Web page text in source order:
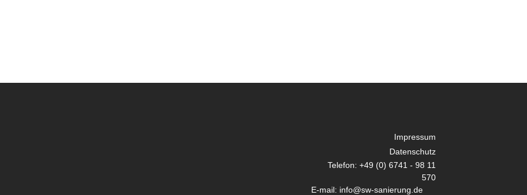
Impressum
Datenschutz
Telefon: +49 (0) 6741 - 98 11
570
E-mail: info@sw-sanierung.de